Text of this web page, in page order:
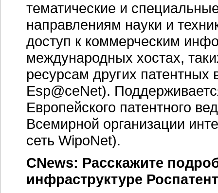
тематические и
направлениям науки и
доступ к коммерческим
международных хостах,
ресурсам других
Esp@ceNet).
Европейского патентного
Всемирной организации
сеть WipoNet).
CNews: Расскажите
инфраструктуре